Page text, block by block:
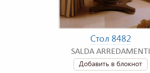
Стол 8482
SALDA ARREDAMENTI
Добавить в блокнот